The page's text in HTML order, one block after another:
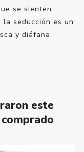
se sienten
seducción es un
y diáfana.
este